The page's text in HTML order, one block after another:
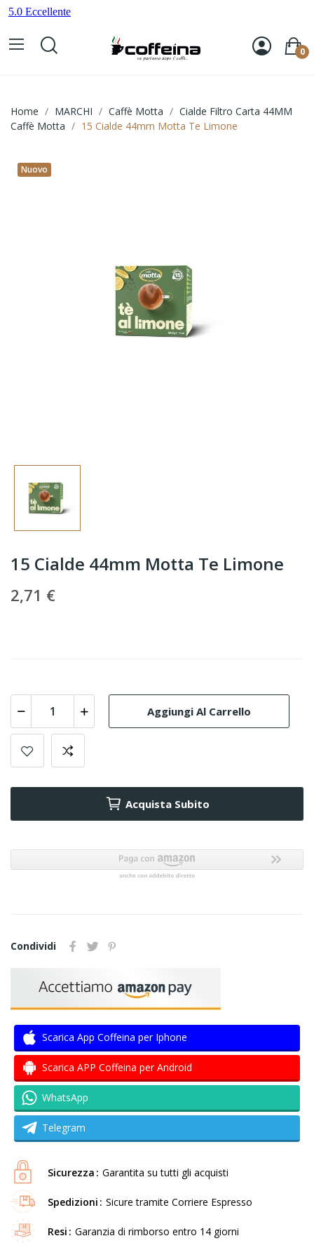
0
Home MARCHI Caffè Motta
Cialde Filtro Carta 44MM
Caffè Motta
15 Cialde 44mm Motta Te Limone
Nuovo
15 Cialde 44mm Motta Te Limone
2,71 €
Aggiungi Al Carrello
Acquista Subito
Condividi
Scarica App Coffeina per Iphone
Scarica APP Coffeina per Android
WhatsApp
Telegram
Sicurezza Garantita su tutti gli acquisti
Spedizioni Sicure tramite Corriere Espresso
Resi Garanzia di rimborso entro 14 giorni